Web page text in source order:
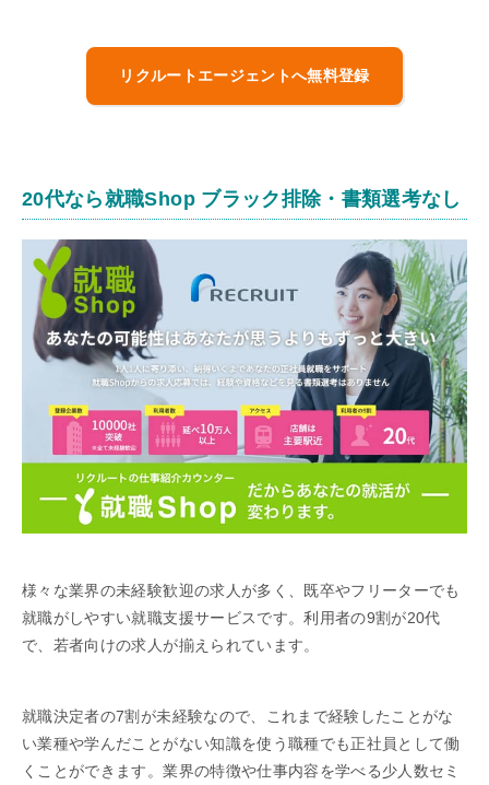
リクルートエージェントへ無料登録
20代なら就職Shop ブラック排除・書類選考なし
様々な業界の未経験歓迎の求人が多く、既卒やフリーターでも
就職がしやすい就職支援サービスです。利用者の9割が20代
で、若者向けの求人が揃えられています。
就職決定者の7割が未経験なので、これまで経験したことがな
い業種や学んだことがない知識を使う職種でも正社員として働
くことができます。業界の特徴や仕事内容を学べる少人数セミ